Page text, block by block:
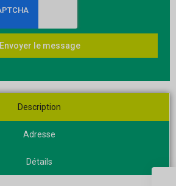
Envoyer le message
Description
Adresse
Détails